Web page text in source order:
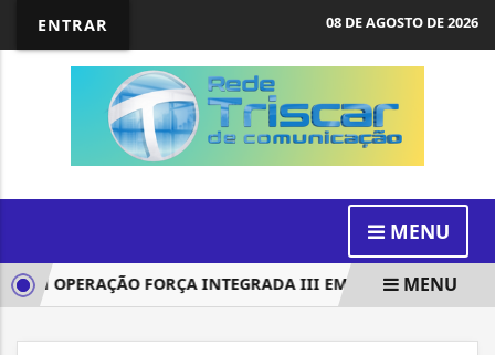
ENTRAR 08 DE AGOSTO DE 2026
MENU
OPERAÇÃO FORÇA INTEGRADA III EM 15 ESTADOSMENU